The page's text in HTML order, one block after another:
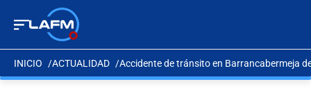
INICIO ACTUALIDAD Accidente de tránsito en Barrancabermeja